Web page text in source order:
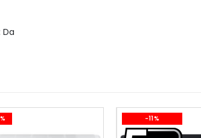
-11%